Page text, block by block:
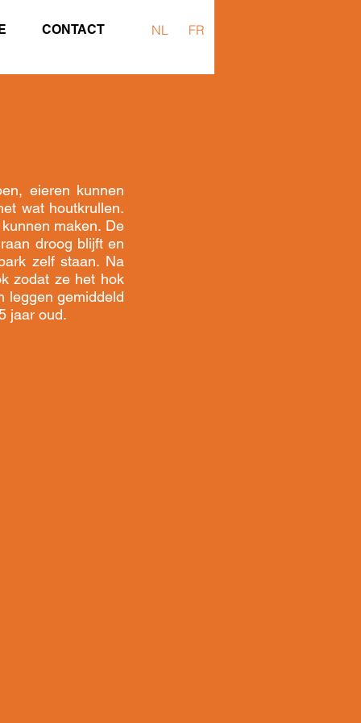
NL FR
CONTACT
eieren kunnen
wat houtkrullen.
maken. De
droog blijft en
zelf staan. Na
zodat ze het hok
leggen gemiddeld
jaar oud.